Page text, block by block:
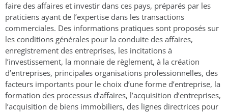
faire des affaires et investir dans ces pays, préparés par les
praticiens ayant de l’expertise dans les transactions
commerciales. Des informations pratiques sont proposés sur
les conditions générales pour la conduite des affaires,
enregistrement des entreprises, les incitations à
l’investissement, la monnaie de règlement, à la création
d’entreprises, principales organisations professionnelles, des
facteurs importants pour le choix d’une forme d’entreprise, la
formation des processus d’affaires, l’acquisition d’entreprises,
l’acquisition de biens immobiliers, des lignes directrices pour